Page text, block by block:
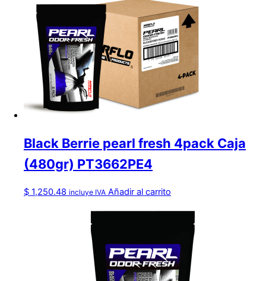
Black Berrie pearl fresh 4pack Caja
(480gr) PT3662PE4
$ 1,250.48 incluye IVA Añadir al carrito